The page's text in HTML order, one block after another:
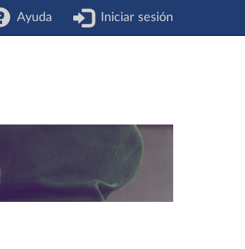
Ayuda Iniciar sesión